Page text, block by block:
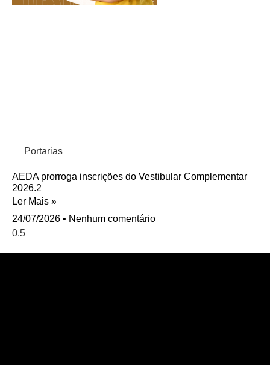
Portarias
AEDA prorroga inscrições do Vestibular Complementar
2026.2
Ler Mais »
24/07/2026
Nenhum comentário